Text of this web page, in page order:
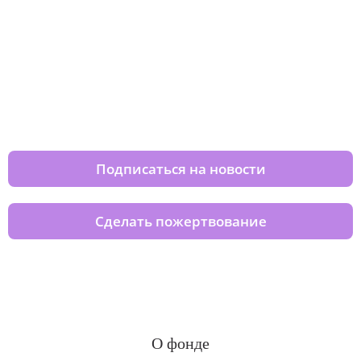
Подписаться на новости
Сделать пожертвование
О фонде